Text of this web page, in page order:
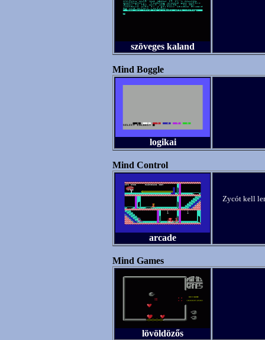
szöveges kaland
Mind Boggle
logikai
Mind Control
arcade
Zycót kell
Mind Games
lövöldözős